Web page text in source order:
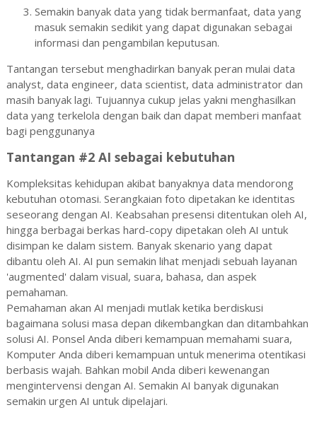
Semakin banyak data yang tidak bermanfaat, data yang
masuk semakin sedikit yang dapat digunakan sebagai
informasi dan pengambilan keputusan.
Tantangan tersebut menghadirkan banyak peran mulai data
analyst, data engineer, data scientist, data administrator dan
masih banyak lagi. Tujuannya cukup jelas yakni menghasilkan
data yang terkelola dengan baik dan dapat memberi manfaat
bagi penggunanya
Tantangan #2 AI sebagai kebutuhan
Kompleksitas kehidupan akibat banyaknya data mendorong
kebutuhan otomasi. Serangkaian foto dipetakan ke identitas
seseorang dengan AI. Keabsahan presensi ditentukan oleh AI,
hingga berbagai berkas hard-copy dipetakan oleh AI untuk
disimpan ke dalam sistem. Banyak skenario yang dapat
dibantu oleh AI. AI pun semakin lihat menjadi sebuah layanan
'augmented' dalam visual, suara, bahasa, dan aspek
pemahaman.
Pemahaman akan AI menjadi mutlak ketika berdiskusi
bagaimana solusi masa depan dikembangkan dan ditambahkan
solusi AI. Ponsel Anda diberi kemampuan memahami suara,
Komputer Anda diberi kemampuan untuk menerima otentikasi
berbasis wajah. Bahkan mobil Anda diberi kewenangan
mengintervensi dengan AI. Semakin AI banyak digunakan
semakin urgen AI untuk dipelajari.